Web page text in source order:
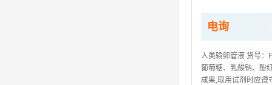
电询
人类输卵管液 货号：
葡萄糖、乳酸钠、酚
成果,取用试剂时应